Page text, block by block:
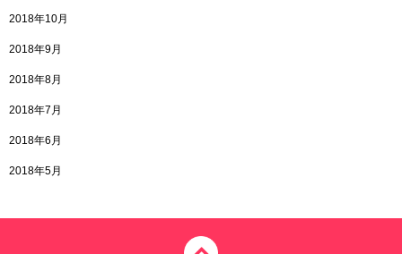
2018年10月
2018年9月
2018年8月
2018年7月
2018年6月
2018年5月